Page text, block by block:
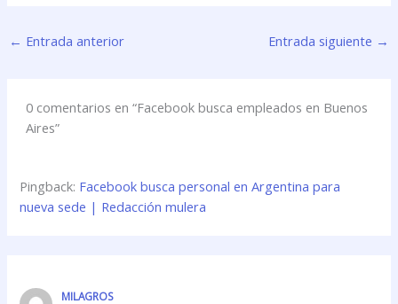
← Entrada anterior Entrada siguiente →
0 comentarios en “Facebook busca empleados en Buenos
Aires”
Pingback: Facebook busca personal en Argentina para
nueva sede | Redacción mulera
MILAGROS